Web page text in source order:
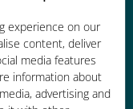
experience on our
content, deliver
media features
information about
advertising and
que les
votre